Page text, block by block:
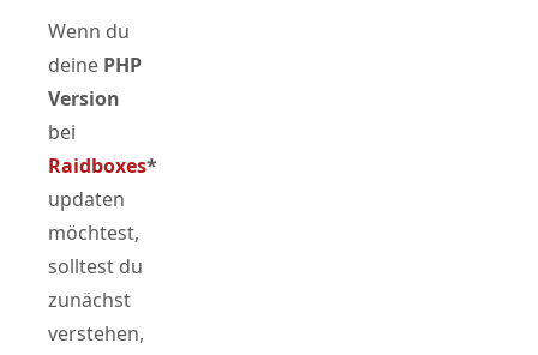
Wenn du
deine PHP
Version
bei
Raidboxes*
updaten
möchtest,
solltest du
zunächst
verstehen,